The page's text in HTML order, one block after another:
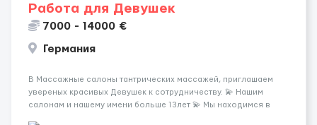
Работа для Девушек
7000 - 14000 €
Германия
В Массажные салоны тантрических массажей, приглашаем
увереных красивых Девушек к сотрудничеству. 💫 Нашим
салонам и нашему имени больше 13лет 💫 Мы находимся в